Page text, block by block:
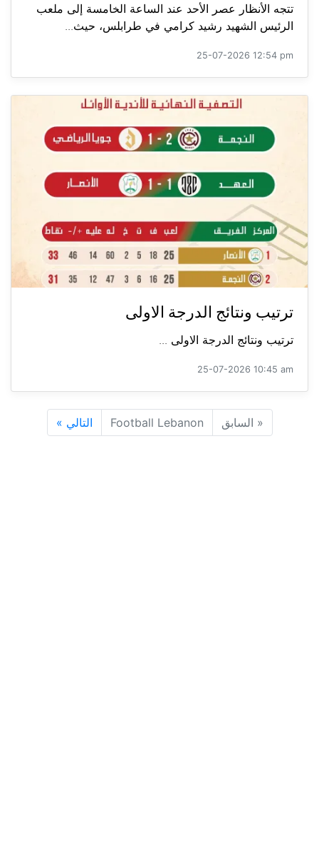
تتجه الأنظار عصر الأحد عند الساعة الخامسة إلى ملعب
الرئيس الشهيد رشيد كرامي في طرابلس، حيث...
25-07-2026 12:54 pm
ترتيب ونتائج الدرجة الاولى
ترتيب ونتائج الدرجة الاولى ...
25-07-2026 10:45 am
« السابق Football Lebanon التالي »